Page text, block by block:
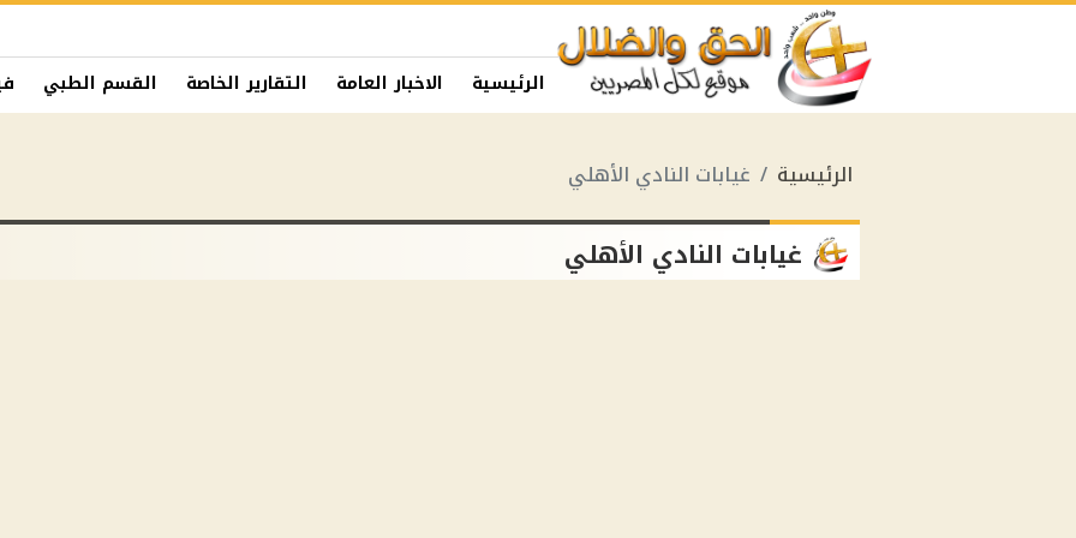
الرئيسية الاخبار العامة التقارير الخاصة القسم الطبي
الرئيسية غيابات النادي الأهلي
غيابات النادي الأهلي